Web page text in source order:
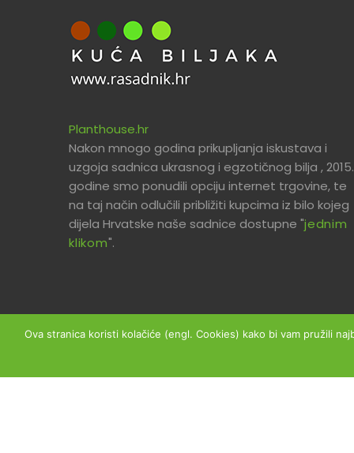
Planthouse.hr
Nakon mnogo godina prikupljanja iskustava i
uzgoja sadnica ukrasnog i egzotičnog bilja , 2015.
godine smo ponudili opciju internet trgovine, te
na taj način odlučili približiti kupcima iz bilo kojeg
dijela Hrvatske naše sadnice dostupne "jednim
klikom".
Ova stranica koristi kolačiće (engl. Cookies) kako bi vam pružili